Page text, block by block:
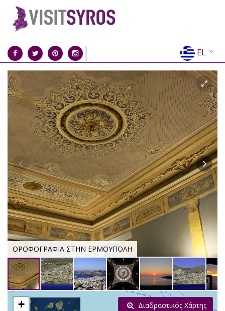
EL
EN
FR
DE
IT
ES
RU
CN
ΟΡΟΦΟΓΡΑΦΙΑ ΣΤΗΝ ΕΡΜΟΥΠΟΛΗ
+ Διαδραστικός Χάρτης